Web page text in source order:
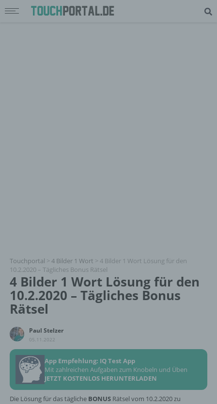
Touchportal > 4 Bilder 1 Wort > 4 Bilder 1 Wort Lösung für den
10.2.2020 – Tägliches Bonus Rätsel
4 Bilder 1 Wort Lösung für den
10.2.2020 – Tägliches Bonus
Rätsel
Paul Stelzer
05.11.2022
App Empfehlung: IQ Test App
Mit zahlreichen Aufgaben zum Knobeln und Üben
JETZT KOSTENLOS HERUNTERLADEN
Die Lösung für das tägliche BONUS Rätsel vom 10.2.2020 zu